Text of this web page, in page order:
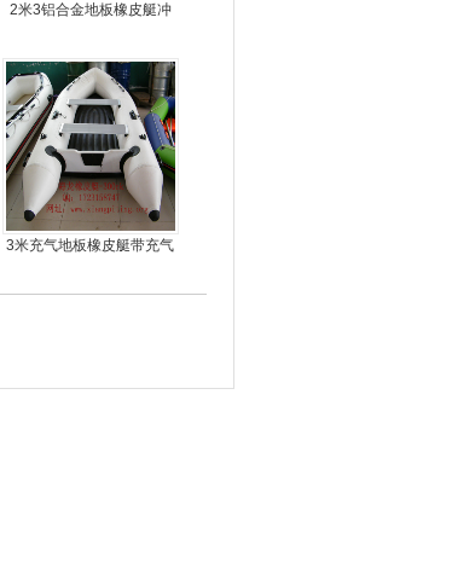
2米3铝合金地板橡皮艇冲
3米充气地板橡皮艇带充气